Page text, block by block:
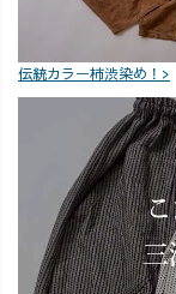
伝統カラー柿渋染め！>